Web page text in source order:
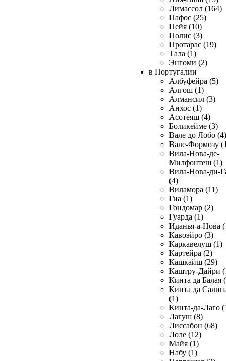
Лимассол (164)
Пафос (25)
Пейя (10)
Полис (3)
Протарас (19)
Тала (1)
Энгоми (2)
в Португалии
Албуфейра (5)
Алгош (1)
Алмансил (3)
Анхос (1)
Асотеяш (4)
Боликейме (3)
Вале до Лобо (4)
Вале-Формозу
Вила-Нова-де-
Милфонтеш (1)
Вила-Нова-ди-
(4)
Виламора (11)
Гиа (1)
Гондомар (2)
Гуарда (1)
Иданья-а-Нова
Кавоэйро (3)
Каркавелуш (1)
Картейра (2)
Кашкайш (29)
Каштру-Дайри
Кинта да Балая
Кинта да
(1)
Кинта-да-Лаго
Лагуш (8)
Лиссабон (68)
Лоле (12)
Майя (1)
Набу (1)